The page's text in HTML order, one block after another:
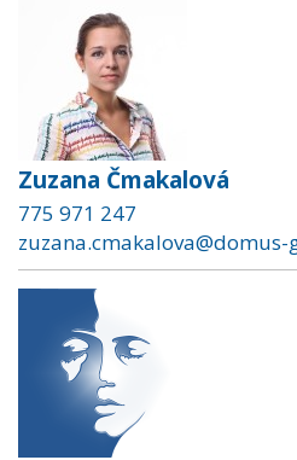
Zuzana Čmakalová
775 971 247